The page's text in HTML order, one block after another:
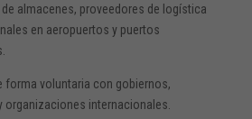
almacenes, proveedores de logística
en aeropuertos y puertos
forma voluntaria con gobiernos,
internacionales.